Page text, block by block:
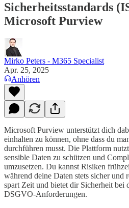
Sicherheitsstandards
Microsoft Purview
Mirko Peters - M365 Specialist
Apr. 25, 2025
Anhören
Microsoft Purview unterstützt dich
einhalten zu können, ohne dass du
durchführen musst. Die Plattform
sensible Daten zu schützen und
umzusetzen. Du kannst Risiken
während deine Daten stets sicher und
spart Zeit und bietet dir Sicherheit bei
DSGVO-Anforderungen.